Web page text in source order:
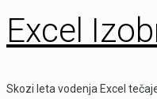
Excel
Skozi leta vodenja Excel